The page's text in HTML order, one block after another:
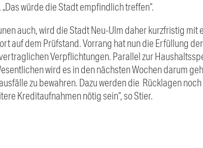
würde die Stadt empfindlich treffen“.
auch, wird die Stadt Neu-Ulm daher kurzfristig
auf dem Prüfstand. Vorrang hat nun die Erfüllung
Verpflichtungen. Parallel zur
wird es in den nächsten Wochen darum
zu bewahren. Dazu werden die Rücklagen
Kreditaufnahmen nötig sein“, so Stier.